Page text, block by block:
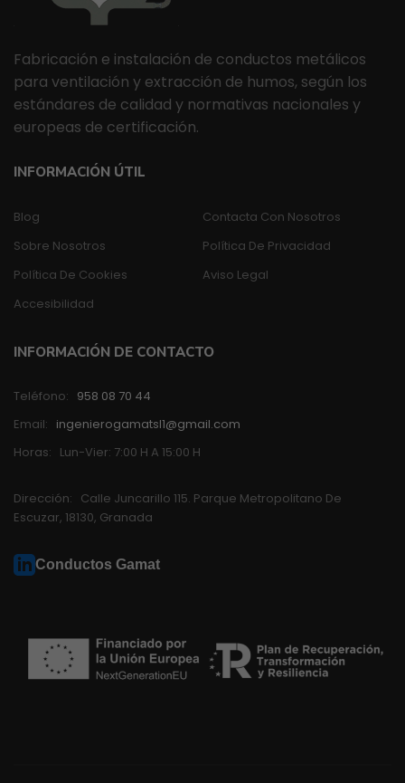
Fabricación e instalación de conductos metálicos
para ventilación y extracción de humos, según los
estándares de calidad y normativas nacionales y
europeas de certificación.
INFORMACIÓN ÚTIL
Blog
Contacta Con Nosotros
Sobre Nosotros
Política De Privacidad
Política De Cookies
Aviso Legal
Accesibilidad
INFORMACIÓN DE CONTACTO
Teléfono: 958 08 70 44
Email: ingenierogamatsl1@gmail.com
Horas: Lun-Vier: 7:00 H A 15:00 H
Dirección: Calle Juncarillo 115. Parque Metropolitano De
Escuzar, 18130, Granada
Conductos Gamat